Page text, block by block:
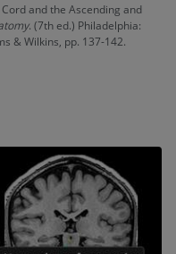
Cord and the Ascending and
. (7th ed.) Philadelphia:
& Wilkins, pp. 137-142.